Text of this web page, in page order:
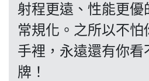
視頻
昔日
射程更遠、性能更優
常規化。之所以不怕
手裡，永遠還有你看
牌！